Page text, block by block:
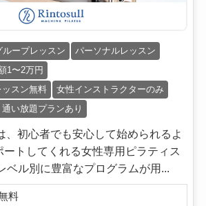
ループレッスン
パーソナルレッスン
1〜2万円
スン無料
女性インストラクターのみ
通い放題プランあり
、初心者でも安心して始められるよ
ートしてくれる女性専用ピラティス
ベル別に豊富なプログラムが用...
料